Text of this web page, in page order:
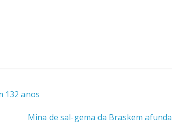
132 anos
Mina de sal-gema da Braskem